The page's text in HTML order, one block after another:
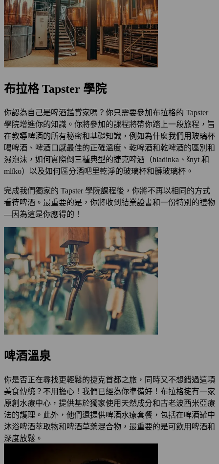
布拉格 Tapster 學院
你認為自己是啤酒鑑賞家嗎？你只需要參加布拉格的 Tapster
學院增進你的知識。你將參加的課程將帶你踏上一段旅程，旨
在教導啤酒的所有秘密和基礎知識，例如為什麼我們用玻璃杯
喝啤酒、啤酒口感最佳的正確溫度、乾啤酒和乾啤酒的區別和
濕泡沫，如何實際倒三種典型的捷克啤酒（hladinka、šnyt 和
mlíko）以及如何區分酒吧里乾淨的玻璃杯和髒玻璃杯。
完成我們獨家的 Tapster 學院課程後，你將不再以相同的方式
看待啤酒。最重要的是，你將收到結業證書和一份特別的禮物
—因為這是你應得的！
啤酒溫泉
你是否正在尋找更輕鬆的捷克首都之旅，同時又不想錯過這項
美食傳統？不用擔心！我們已經為你準備好！布拉格擁有一家
原創水療中心，提供基於獨家使用天然成分和古老波西米亞療
法的護理。此外，他們還提供啤酒水療套餐，包括在啤酒罐中
沐浴啤酒萃取物和啤酒草藥混合物，最重要的是可飲用啤酒和
深度放鬆。